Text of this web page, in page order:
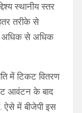
स्थानीय स्तर
तरीके से
अधिक से अधिक
में टिकट वितरण
आवंटन के बाद
ऐसे में बीजेपी इस